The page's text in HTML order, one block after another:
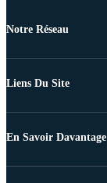
Notre Réseau
Liens Du Site
En Savoir Davantage